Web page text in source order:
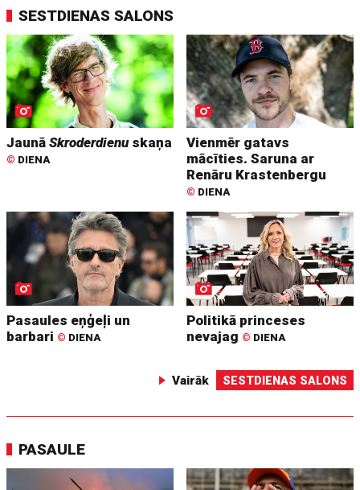
SESTDIENAS SALONS
JaunāSkroderdienuskaņa
© DIENA
Vienmēr gatavs
mācīties. Saruna ar
Renāru Krastenbergu
© DIENA
Pasaules eņģeļi un
barbari © DIENA
Politikā princeses
nevajag © DIENA
Vairāk SESTDIENAS SALONS
PASAULE